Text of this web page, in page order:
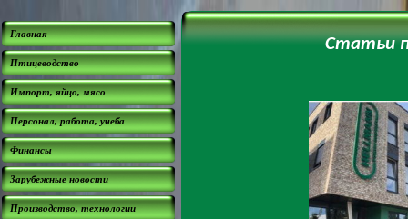
Главная
Птицеводство
Импорт, яйцо, мясо
Персонал, работа, учеба
Финансы
Зарубежные новости
Производство, технологии
Статьи